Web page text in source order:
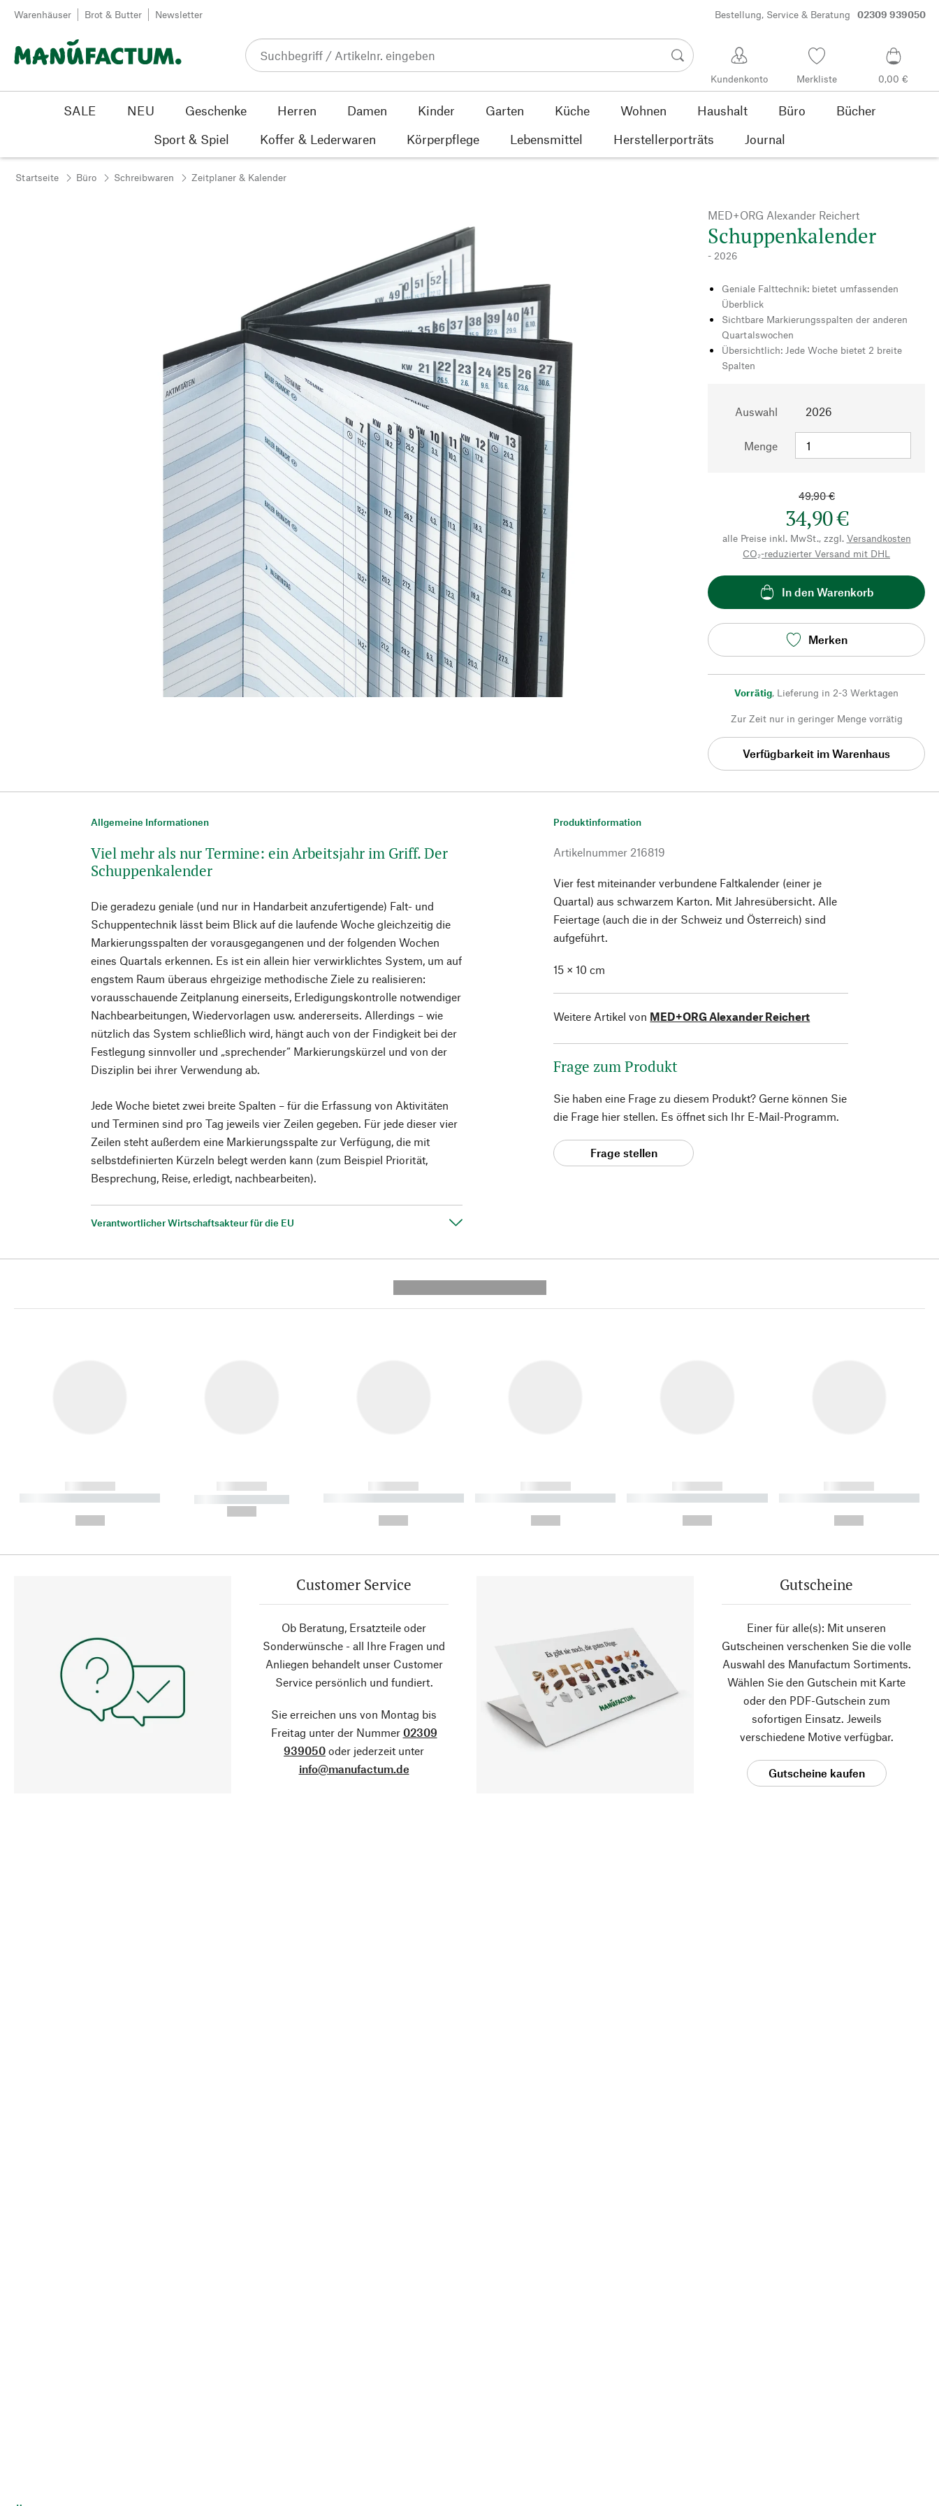
Zum Inhalt springen
Warenhäuser Brot & Butter Newsletter Bestellung, Service & Beratung 02309 939050
Kundenkonto Merkliste 0,00 €
SALE NEU Geschenke Herren Damen Kinder Garten Küche Wohnen Haushalt Büro
Bücher
Sport & Spiel
Koffer & Lederwaren Körperpflege Lebensmittel Herstellerporträts Journal
Startseite Büro Schreibwaren Zeitplaner & Kalender
MED+ORG Alexander Reichert
Schuppenkalender
- 2026
Geniale Falttechnik: bietet umfassenden
Überblick
Sichtbare Markierungsspalten der anderen
Quartalswochen
Übersichtlich: Jede Woche bietet 2 breite
Spalten
Auswahl 2026
Menge
49,90 €
34,90 €
alle Preise inkl. MwSt., zzgl. Versandkosten
CO₂-reduzierter Versand mit DHL
In den Warenkorb
Merken
Vorrätig, Lieferung in 2-3 Werktagen
Zur Zeit nur in geringer Menge vorrätig
Verfügbarkeit im Warenhaus
Allgemeine Informationen
Viel mehr als nur Termine: ein Arbeitsjahr im Griff. Der
Schuppenkalender
Die geradezu geniale (und nur in Handarbeit anzufertigende) Falt- und
Schuppentechnik lässt beim Blick auf die laufende Woche gleichzeitig die
Markierungsspalten der vorausgegangenen und der folgenden Wochen
eines Quartals erkennen. Es ist ein allein hier verwirklichtes System, um auf
engstem Raum überaus ehrgeizige methodische Ziele zu realisieren:
vorausschauende Zeitplanung einerseits, Erledigungskontrolle notwendiger
Nachbearbeitungen, Wiedervorlagen usw. andererseits. Allerdings – wie
nützlich das System schließlich wird, hängt auch von der Findigkeit bei der
Festlegung sinnvoller und „sprechender“ Markierungskürzel und von der
Disziplin bei ihrer Verwendung ab.
Jede Woche bietet zwei breite Spalten – für die Erfassung von Aktivitäten
und Terminen sind pro Tag jeweils vier Zeilen gegeben. Für jede dieser vier
Zeilen steht außerdem eine Markierungsspalte zur Verfügung, die mit
selbstdefinierten Kürzeln belegt werden kann (zum Beispiel Priorität,
Besprechung, Reise, erledigt, nachbearbeiten).
Verantwortlicher Wirtschaftsakteur für die EU
Produktinformation
Artikelnummer 216819
Vier fest miteinander verbundene Faltkalender (einer je
Quartal) aus schwarzem Karton. Mit Jahresübersicht. Alle
Feiertage (auch die in der Schweiz und Österreich) sind
aufgeführt.
15 × 10 cm
Weitere Artikel von MED+ORG Alexander Reichert
Frage zum Produkt
Sie haben eine Frage zu diesem Produkt? Gerne können Sie
die Frage hier stellen. Es öffnet sich Ihr E-Mail-Programm.
Frage stellen
------------
----------- ----------- ----------
------------
----------- -----------
------------
----------- ----------- ----------
------------
----------- ----------- ----------
------------
----------- ----------- ----------
------------
----------- ----------- ----------
Customer Service
Ob Beratung, Ersatzteile oder
Sonderwünsche - all Ihre Fragen und
Anliegen behandelt unser Customer
Service persönlich und fundiert.
Sie erreichen uns von Montag bis
Freitag unter der Nummer 02309
939050 oder jederzeit unter
info@manufactum.de
Gutscheine
Einer für alle(s): Mit unseren
Gutscheinen verschenken Sie die volle
Auswahl des Manufactum Sortiments.
Wählen Sie den Gutschein mit Karte
oder den PDF-Gutschein zum
sofortigen Einsatz. Jeweils
verschiedene Motive verfügbar.
Gutscheine kaufen